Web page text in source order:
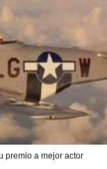
premio a mejor actor